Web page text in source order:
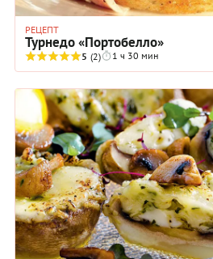
РЕЦЕПТ
Турнедо «Портобелло»
5 (2) 1 ч 30 мин